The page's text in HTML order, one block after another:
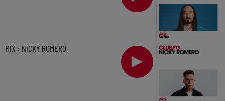
MIX : NICKY ROMERO